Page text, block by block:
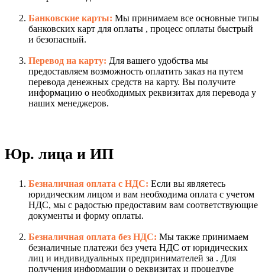
Банковские карты: Мы принимаем все основные типы
банковских карт для оплаты , процесс оплаты быстрый
и безопасный.
Перевод на карту: Для вашего удобства мы
предоставляем возможность оплатить заказ на путем
перевода денежных средств на карту. Вы получите
информацию о необходимых реквизитах для перевода у
наших менеджеров.
Юр. лица и ИП
Безналичная оплата с НДС: Если вы являетесь
юридическим лицом и вам необходима оплата с учетом
НДС, мы с радостью предоставим вам соответствующие
документы и форму оплаты.
Безналичная оплата без НДС: Мы также принимаем
безналичные платежи без учета НДС от юридических
лиц и индивидуальных предпринимателей за . Для
получения информации о реквизитах и процедуре